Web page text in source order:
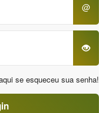
@
se esqueceu sua senha!